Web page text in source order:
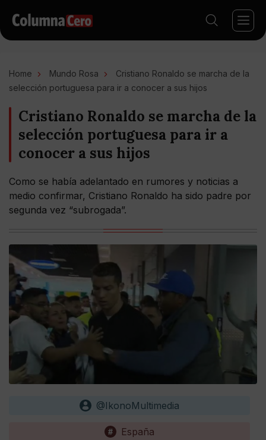
Home Mundo Rosa
Cristiano Ronaldo se marcha de la
selección portuguesa para ir a conocer a sus hijos
Cristiano Ronaldo se marcha de la
selección portuguesa para ir a
conocer a sus hijos
Como se había adelantado en rumores y noticias a
medio confirmar, Cristiano Ronaldo ha sido padre por
segunda vez “subrogada”.
@IkonoMultimedia
España